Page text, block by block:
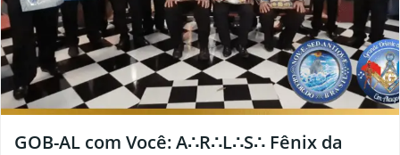
GOB-AL com Você: A∴R∴L∴S∴ Fênix da